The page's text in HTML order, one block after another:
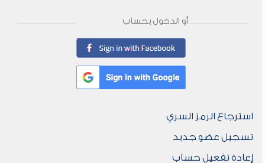
أو الدخول بحساب
استرجاع الرمز السري
تسجيل عضو جديد
إعادة تفعيل حساب